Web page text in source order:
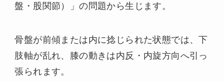
盤・股関節）」の問題から生じます。
骨盤が前傾または内に捻じられた状態では、下
肢軸が乱れ、膝の動きは内反・内旋方向へ引っ
張られます。